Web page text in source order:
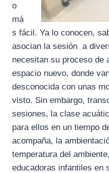
o
má
s fácil. Ya lo conocen,
asocian la sesión a
necesitan su proceso de
espacio nuevo, donde
desconocida con unas
visto. Sin embargo,
sesiones, la clase
para ellos en un tiempo
acompaña, la
temperatura del
educadoras infantiles en